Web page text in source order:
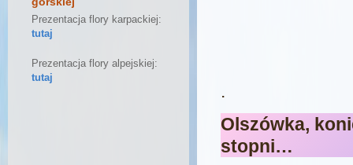
.
Olszówka,
stopni…
Prezentacja flory karpackiej:
tutaj
Prezentacja flory alpejskiej:
tutaj